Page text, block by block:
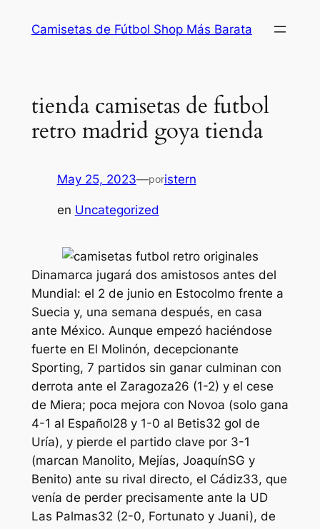
Camisetas de Fútbol Shop Más Barata
tienda camisetas de futbol
retro madrid goya tienda
May 25, 2023—poristern
en Uncategorized
Dinamarca jugará dos amistosos antes del
Mundial: el 2 de junio en Estocolmo frente a
Suecia y, una semana después, en casa
ante México. Aunque empezó haciéndose
fuerte en El Molinón, decepcionante
Sporting, 7 partidos sin ganar culminan con
derrota ante el Zaragoza26 (1-2) y el cese
de Miera; poca mejora con Novoa (solo gana
4-1 al Español28 y 1-0 al Betis32 gol de
Uría), y pierde el partido clave por 3-1
(marcan Manolito, Mejías, JoaquínSG y
Benito) ante su rival directo, el Cádiz33, que
venía de perder precisamente ante la UD
Las Palmas32 (2-0, Fortunato y Juani), de